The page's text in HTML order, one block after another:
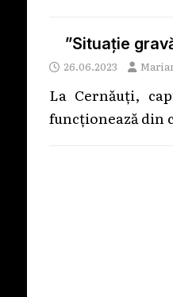
”Situație
26.06.2023
La Cernăuți,
funcționează din